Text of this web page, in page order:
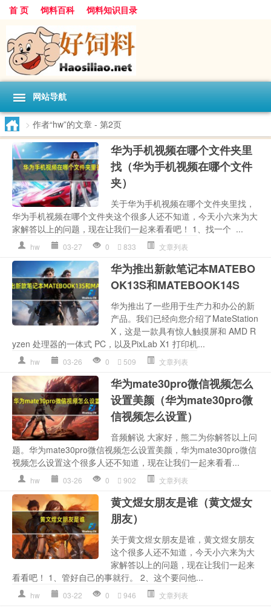
首 页 饲料百科 饲料知识目录
网站导航
> 作者“hw”的文章 - 第2页
华为手机视频在哪个文件夹里
找（华为手机视频在哪个文件
夹）
关于华为手机视频在哪个文件夹里找，
华为手机视频在哪个文件夹这个很多人还不知道，今天小六来为大
家解答以上的问题，现在让我们一起来看看吧！ 1、找一个 ...
hw 03-27 0 833 文章列表
华为推出新款笔记本MATEBO
OK13S和MATEBOOK14S
华为推出了一些用于生产力和办公的新
产品。我们已经向您介绍了MateStation
X，这是一款具有惊人触摸屏和 AMD R
yzen 处理器的一体式 PC，以及PixLab X1 打印机...
hw 03-26 0 509 文章列表
华为mate30pro微信视频怎么
设置美颜（华为mate30pro微
信视频怎么设置）
音频解说 大家好，熊二为你解答以上问
题。华为mate30pro微信视频怎么设置美颜，华为mate30pro微信
视频怎么设置这个很多人还不知道，现在让我们一起来看看...
hw 03-26 0 902 文章列表
黄文煜女朋友是谁（黄文煜女
朋友）
关于黄文煜女朋友是谁，黄文煜女朋友
这个很多人还不知道，今天小六来为大
家解答以上的问题，现在让我们一起来
看看吧！ 1、管好自己的事就行。 2、这个要问他...
hw 03-22 0 946 文章列表